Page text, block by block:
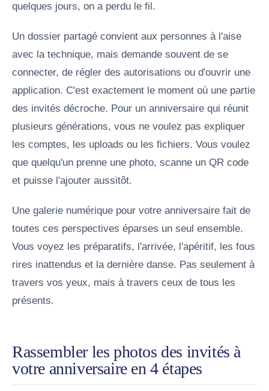
quelques jours, on a perdu le fil.
Un dossier partagé convient aux personnes à l'aise
avec la technique, mais demande souvent de se
connecter, de régler des autorisations ou d'ouvrir une
application. C'est exactement le moment où une partie
des invités décroche. Pour un anniversaire qui réunit
plusieurs générations, vous ne voulez pas expliquer
les comptes, les uploads ou les fichiers. Vous voulez
que quelqu'un prenne une photo, scanne un QR code
et puisse l'ajouter aussitôt.
Une galerie numérique pour votre anniversaire fait de
toutes ces perspectives éparses un seul ensemble.
Vous voyez les préparatifs, l'arrivée, l'apéritif, les fous
rires inattendus et la dernière danse. Pas seulement à
travers vos yeux, mais à travers ceux de tous les
présents.
Rassembler les photos des invités à
votre anniversaire en 4 étapes